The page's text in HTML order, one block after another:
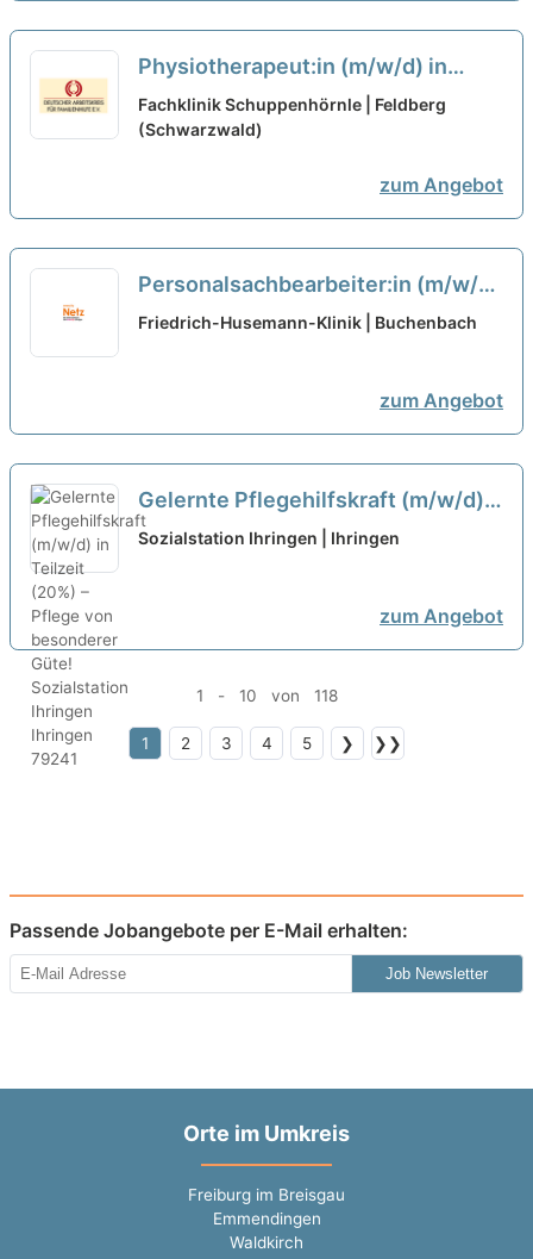
Physiotherapeut:in (m/w/d) in
Teilzeit - Arbeiten wo andere
Urlaub machen!
Fachklinik Schuppenhörnle | Feldberg
(Schwarzwald)
zum Angebot
Personalsachbearbeiter:in (m/w/d)
Vollzeit / Teilzeit neu
Friedrich-Husemann-Klinik | Buchenbach
zum Angebot
Gelernte Pflegehilfskraft (m/w/d)
in Teilzeit (20%) – Pflege von
Sozialstation Ihringen | Ihringen
zum Angebot
1 - 10 von 118
1 2 3 4 5 ❯ ❯❯
Passende Jobangebote per E-Mail erhalten:
Job Newsletter
Orte im Umkreis
Freiburg im Breisgau
Emmendingen
Waldkirch